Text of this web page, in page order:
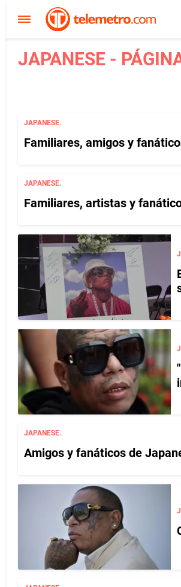
JAPANESE -
JAPANESE.
Familiares, amigos y
JAPANESE.
Familiares, artistas y
JAPANESE.
Amigos y fanáticos de